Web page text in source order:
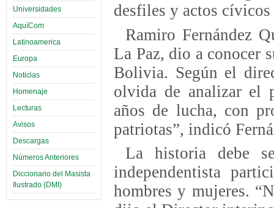
Universidades
AquíCom
Latinoamerica
Europa
Noticias
Homenaje
Lecturas
Avisos
Descargas
Números Anteriores
Diccionario del Masista
Ilustrado (DMI)
desfiles y actos cívicos
Ramiro Fernández
La Paz, dio a conocer
Bolivia. Según el
olvida de analizar el
años de lucha, con
patriotas”, indicó
La historia debe
independentista
hombres y mujeres.